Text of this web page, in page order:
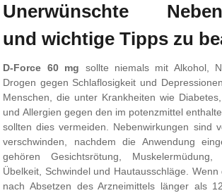
Unerwünschte
und wichtige Tipps zu
D-Force 60 mg sollte niemals mit Alkohol,
Drogen gegen Schlaflosigkeit und
Menschen, die unter Krankheiten wie
und Allergien gegen den im potenzmittel
sollten dies vermeiden. Nebenwirkungen sind
verschwinden, nachdem die Anwendung
gehören Gesichtsrötung, Muskelermüdung,
Übelkeit, Schwindel und Hautausschläge.
nach Absetzen des Arzneimittels länger als